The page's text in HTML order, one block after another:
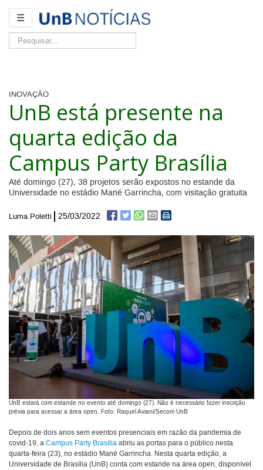
☰
Pesquisar...
INOVAÇÃO
UnB está presente na
quarta edição da
Campus Party Brasília
Até domingo (27), 38 projetos serão expostos no estande da
Universidade no estádio Mané Garrincha, com visitação gratuita
Luma Poletti 25/03/2022
UnB estará com estande no evento até domingo (27). Não é necessário fazer inscrição
prévia para acessar a área open. Foto: Raquel Aviani/Secom UnB
Depois de dois anos sem eventos presenciais em razão da pandemia de
covid-19, a Campus Party Brasília abriu as portas para o público nesta
quarta-feira (23), no estádio Mané Garrincha. Nesta quarta edição, a
Universidade de Brasília (UnB) conta com estande na área open, disponível